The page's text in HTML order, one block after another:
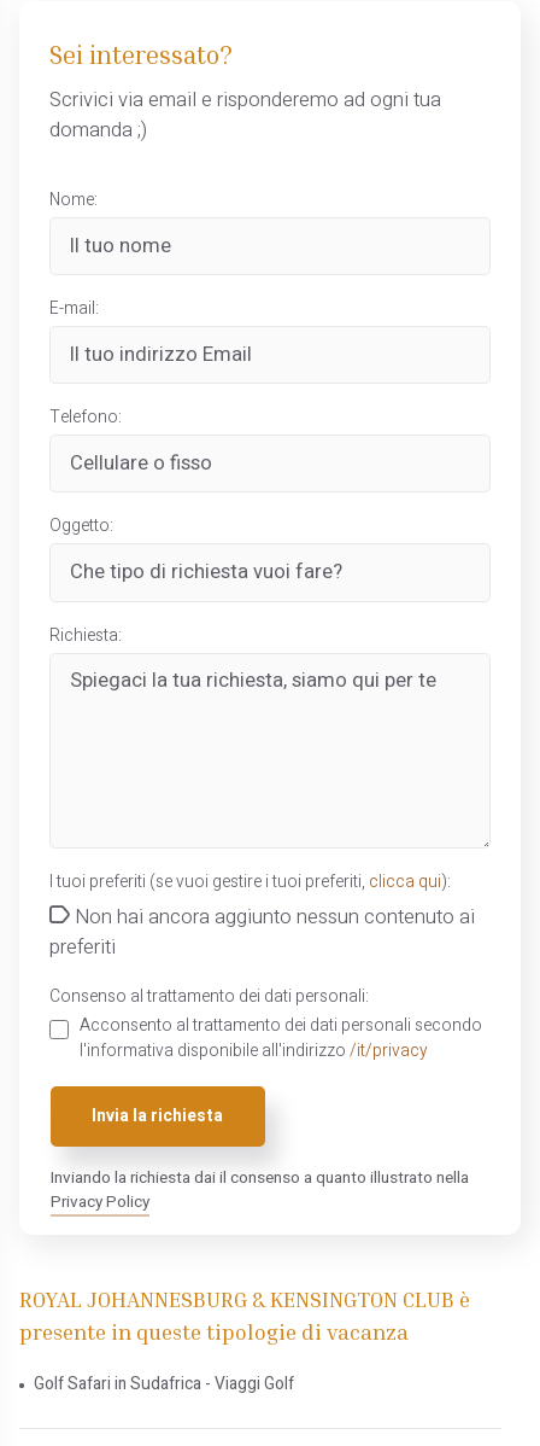
Sei interessato?
Scrivici via email e risponderemo ad ogni tua
domanda ;)
Nome:
E-mail:
Telefono:
Oggetto:
Richiesta:
I tuoi preferiti (se vuoi gestire i tuoi preferiti, clicca qui):
Non hai ancora aggiunto nessun contenuto ai
preferiti
Consenso al trattamento dei dati personali:
Acconsento al trattamento dei dati personali secondo
l'informativa disponibile all'indirizzo /it/privacy
Invia la richiesta
Inviando la richiesta dai il consenso a quanto illustrato nella
Privacy Policy
ROYAL JOHANNESBURG & KENSINGTON CLUB è
presente in queste tipologie di vacanza
Golf Safari in Sudafrica - Viaggi Golf